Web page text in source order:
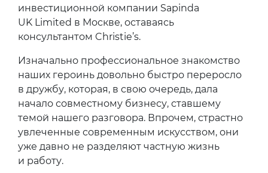
инвестиционной компании Sapinda
UK Limited в Москве, оставаясь
консультантом Christie’s.
Изначально профессиональное знакомство
наших героинь довольно быстро переросло
в дружбу, которая, в свою очередь, дала
начало совместному бизнесу, ставшему
темой нашего разговора. Впрочем, страстно
увлеченные современным искусством, они
уже давно не разделяют частную жизнь
и работу.